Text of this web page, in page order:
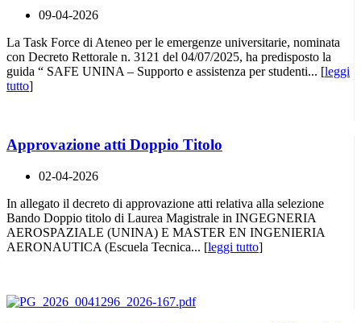
09-04-2026
La Task Force di Ateneo per le emergenze universitarie, nominata
con Decreto Rettorale n. 3121 del 04/07/2025, ha predisposto la
guida “ SAFE UNINA – Supporto e assistenza per studenti... [leggi
tutto]
Approvazione atti Doppio Titolo
02-04-2026
In allegato il decreto di approvazione atti relativa alla selezione
Bando Doppio titolo di Laurea Magistrale in INGEGNERIA
AEROSPAZIALE (UNINA) E MASTER EN INGENIERIA
AERONAUTICA (Escuela Tecnica... [leggi tutto]